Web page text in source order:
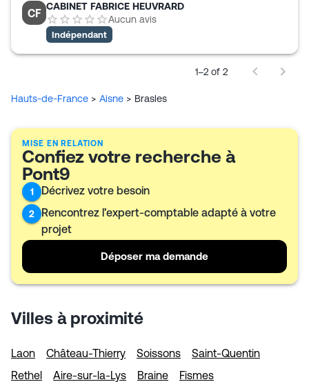
CF
CABINET FABRICE HEUVRARD
Aucun avis
Indépendant
1–2 of 2
Hauts-de-France > Aisne > Brasles
MISE EN RELATION
Confiez votre recherche à
Pont9
1 Décrivez votre besoin
2
Rencontrez l’expert-comptable adapté à votre
projet
Déposer ma demande
Villes à proximité
Laon Château-Thierry Soissons
Saint-Quentin
Rethel
Aire-sur-la-Lys Braine Fismes